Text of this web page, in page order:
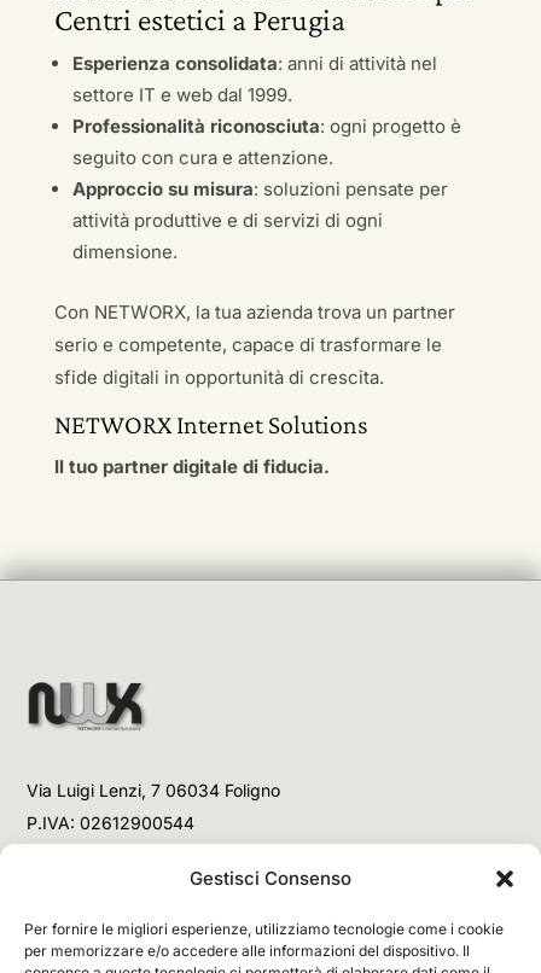
Gestisci Consenso
Per fornire le migliori esperienze, utilizziamo tecnologie come i cookie
per memorizzare e/o accedere alle informazioni del dispositivo. Il
Centri estetici a Perugia
Esperienza consolidata: anni di attività nel
settore IT e web dal 1999.
Professionalità riconosciuta: ogni progetto è
seguito con cura e attenzione.
Approccio su misura: soluzioni pensate per
attività produttive e di servizi di ogni
dimensione.
Con NETWORX, la tua azienda trova un partner
serio e competente, capace di trasformare le
sfide digitali in opportunità di crescita.
NETWORX Internet Solutions
Il tuo partner digitale di fiducia.
Via Luigi Lenzi, 7 06034 Foligno
P.IVA: 02612900544
+39 3477853708 (Chiamata)